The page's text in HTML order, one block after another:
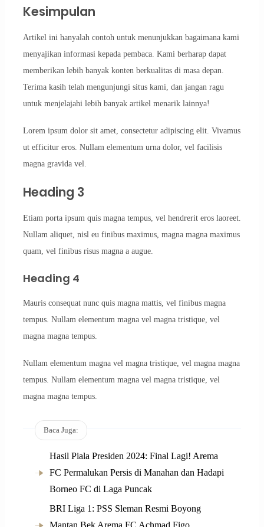
Kesimpulan
Artikel ini hanyalah contoh untuk menunjukkan bagaimana kami
menyajikan informasi kepada pembaca. Kami berharap dapat
memberikan lebih banyak konten berkualitas di masa depan.
Terima kasih telah mengunjungi situs kami, dan jangan ragu
untuk menjelajahi lebih banyak artikel menarik lainnya!
Lorem ipsum dolor sit amet, consectetur adipiscing elit. Vivamus
ut efficitur eros. Nullam elementum urna dolor, vel facilisis
magna gravida vel.
Heading 3
Etiam porta ipsum quis magna tempus, vel hendrerit eros laoreet.
Nullam aliquet, nisl eu finibus maximus, magna magna maximus
quam, vel finibus risus magna a augue.
Heading 4
Mauris consequat nunc quis magna mattis, vel finibus magna
tempus. Nullam elementum magna vel magna tristique, vel
magna magna tempus.
Nullam elementum magna vel magna tristique, vel magna magna
tempus. Nullam elementum magna vel magna tristique, vel
magna magna tempus.
Baca Juga:
Hasil Piala Presiden 2024: Final Lagi! Arema
FC Permalukan Persis di Manahan dan Hadapi
Borneo FC di Laga Puncak
BRI Liga 1: PSS Sleman Resmi Boyong